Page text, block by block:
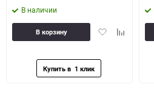
В наличии
ДобавитьДобавить
В корзину